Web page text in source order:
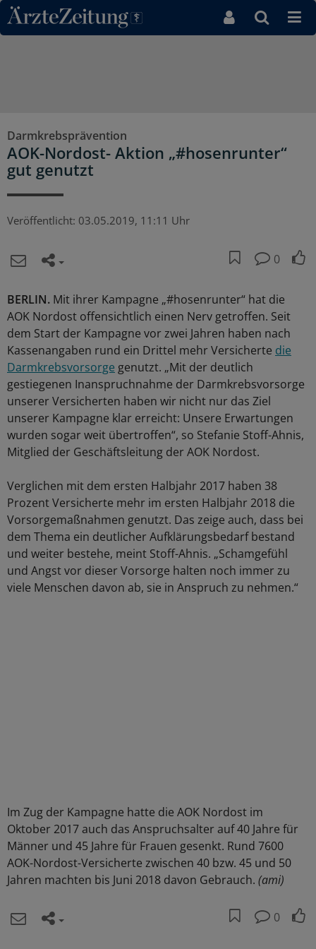
Direkt zum Inhaltsbereich
Darmkrebsprävention
AOK-Nordost- Aktion „#hosenrunter“
gut genutzt
Veröffentlicht: 03.05.2019, 11:11 Uhr
0
BERLIN. Mit ihrer Kampagne „#hosenrunter“ hat die
AOK Nordost offensichtlich einen Nerv getroffen. Seit
dem Start der Kampagne vor zwei Jahren haben nach
Kassenangaben rund ein Drittel mehr Versicherte die
Darmkrebsvorsorge genutzt. „Mit der deutlich
gestiegenen Inanspruchnahme der Darmkrebsvorsorge
unserer Versicherten haben wir nicht nur das Ziel
unserer Kampagne klar erreicht: Unsere Erwartungen
wurden sogar weit übertroffen“, so Stefanie Stoff-Ahnis,
Mitglied der Geschäftsleitung der AOK Nordost.
Verglichen mit dem ersten Halbjahr 2017 haben 38
Prozent Versicherte mehr im ersten Halbjahr 2018 die
Vorsorgemaßnahmen genutzt. Das zeige auch, dass bei
dem Thema ein deutlicher Aufklärungsbedarf bestand
und weiter bestehe, meint Stoff-Ahnis. „Schamgefühl
und Angst vor dieser Vorsorge halten noch immer zu
viele Menschen davon ab, sie in Anspruch zu nehmen.“
Im Zug der Kampagne hatte die AOK Nordost im
Oktober 2017 auch das Anspruchsalter auf 40 Jahre für
Männer und 45 Jahre für Frauen gesenkt. Rund 7600
AOK-Nordost-Versicherte zwischen 40 bzw. 45 und 50
Jahren machten bis Juni 2018 davon Gebrauch. (ami)
0